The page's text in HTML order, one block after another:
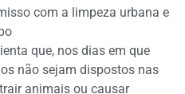
com a limpeza urbana e
que, nos dias em que
não sejam dispostos nas
animais ou causar